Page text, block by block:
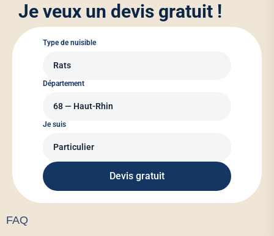
Je veux un devis gratuit !
Type de nuisible
Département
Je suis
Devis gratuit
FAQ